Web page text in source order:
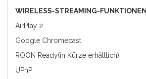
WIRELESS-STREAMING-FUNKTIONEN
AirPlay 2
Google Chromecast
ROON Ready(in Kürze erhältlich)
UPnP